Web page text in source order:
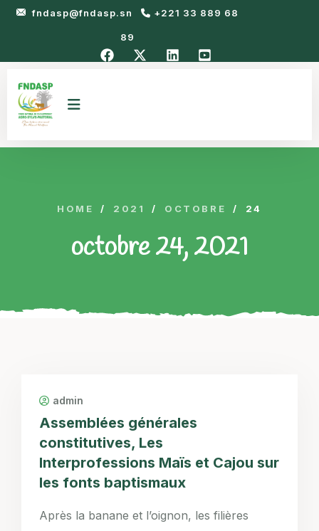
fndasp@fndasp.sn +221 33 889 68
89
HOME / 2021 / OCTOBRE / 24
octobre 24, 2021
admin
Assemblées générales
constitutives, Les
Interprofessions Maïs et Cajou sur
les fonts baptismaux
Après la banane et l’oignon, les filières